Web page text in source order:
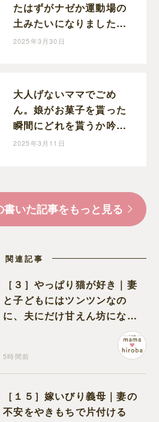
たはずがナゼか運動場の
土みたいになりました。
｜アツアゲの育児絵日記
2025年3月30日
大人げないママでごめ
ん。娘がお菓子を貰った
瞬間にどれを貰うか吟味
してしまう自分が嫌｜ア
2025年3月11日
書いた記事をもっと見る
関連記事
［３］やっぱり猫が好き｜妻
と子どもにはツンツンなの
に、夫にだけ甘えん坊になる
5時間前
［１５］嫁いびり義母｜妻の
不安をやきもちで片付ける